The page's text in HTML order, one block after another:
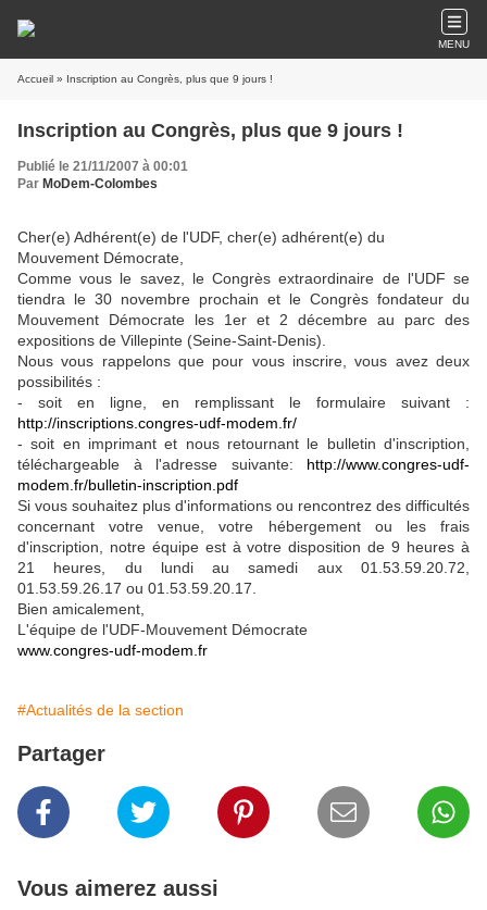
MENU
Accueil » Inscription au Congrès, plus que 9 jours !
Inscription au Congrès, plus que 9 jours !
Publié le 21/11/2007 à 00:01
Par MoDem-Colombes
Cher(e) Adhérent(e) de l'UDF, cher(e) adhérent(e) du
Mouvement Démocrate,
Comme vous le savez, le Congrès extraordinaire de l'UDF se
tiendra le 30 novembre prochain et le Congrès fondateur du
Mouvement Démocrate les 1er et 2 décembre au parc des
expositions de Villepinte (Seine-Saint-Denis).
Nous vous rappelons que pour vous inscrire, vous avez deux
possibilités :
- soit en ligne, en remplissant le formulaire suivant :
http://inscriptions.congres-udf-modem.fr/
- soit en imprimant et nous retournant le bulletin d'inscription,
téléchargeable à l'adresse suivante: http://www.congres-udf-
modem.fr/bulletin-inscription.pdf
Si vous souhaitez plus d'informations ou rencontrez des difficultés
concernant votre venue, votre hébergement ou les frais
d'inscription, notre équipe est à votre disposition de 9 heures à
21 heures, du lundi au samedi aux 01.53.59.20.72,
01.53.59.26.17 ou 01.53.59.20.17.
Bien amicalement,
L'équipe de l'UDF-Mouvement Démocrate
www.congres-udf-modem.fr
#Actualités de la section
Partager
Vous aimerez aussi